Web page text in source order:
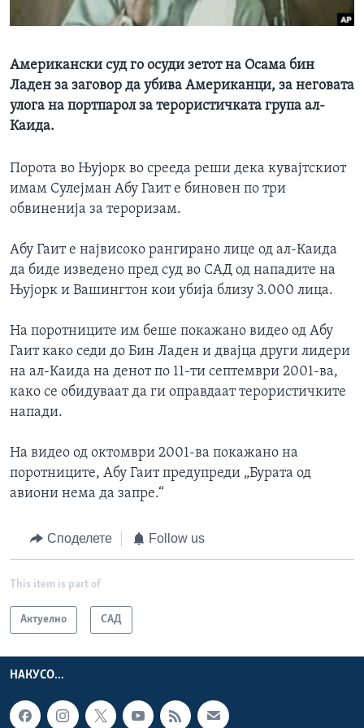
ИНТЕРВЈУА
Американски суд го осуди зетот на Осама бин
Ладен за заговор да убива Американци, за неговата
улога на портпарол за терористичката група ал-
Каида.
Порота во Њујорк во срееда реши дека кувајтскиот
имам Сулејман Абу Гаит е биновен по три
обвиненија за тероризам.
Абу Гаит е највисоко рангирано лице од ал-Каида
да биде изведено пред суд во САД од нападите на
Њујорк и Вашингтон кои убија близу 3.000 лица.
На поротниците им беше покажано видео од Абу
Гаит како седи до Бин Ладен и двајца други лидери
на ал-Каида на денот по 11-ти септември 2001-ва,
како се обидуваат да ги оправдаат терористичките
напади.
На видео од октомври 2001-ва покажано на
поротниците, Абу Гаит предупреди „Бурата од
авиони нема да запре.“
Споделете Follow us
This item is part of
Актуелно САД
НАКУСО...